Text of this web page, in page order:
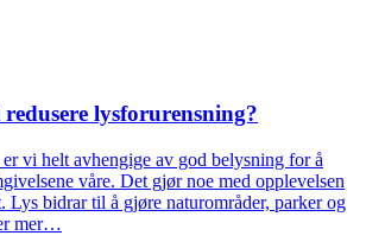
lysforurensning?
vi helt avhengige av god belysning for å
våre. Det gjør noe med opplevelsen
Lys bidrar til å gjøre naturområder, parker og
mer…